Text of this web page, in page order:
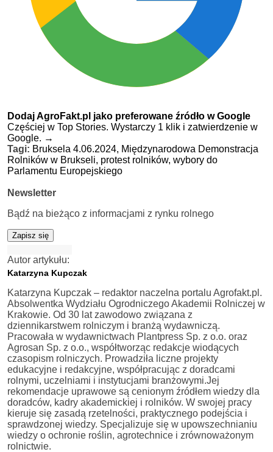
Dodaj AgroFakt.pl jako preferowane źródło w Google
Częściej w Top Stories. Wystarczy 1 klik i zatwierdzenie w
Google. →
Tagi: Bruksela 4.06.2024, Międzynarodowa Demonstracja
Rolników w Brukseli, protest rolników, wybory do
Parlamentu Europejskiego
Newsletter
Bądź na bieżąco z informacjami z rynku rolnego
Zapisz się
Autor artykułu:
Katarzyna Kupczak
Katarzyna Kupczak – redaktor naczelna portalu Agrofakt.pl.
Absolwentka Wydziału Ogrodniczego Akademii Rolniczej w
Krakowie. Od 30 lat zawodowo związana z
dziennikarstwem rolniczym i branżą wydawniczą.
Pracowała w wydawnictwach Plantpress Sp. z o.o. oraz
Agrosan Sp. z o.o., współtworząc redakcje wiodących
czasopism rolniczych. Prowadziła liczne projekty
edukacyjne i redakcyjne, współpracując z doradcami
rolnymi, uczelniami i instytucjami branżowymi.Jej
rekomendacje uprawowe są cenionym źródłem wiedzy dla
doradców, kadry akademickiej i rolników. W swojej pracy
kieruje się zasadą rzetelności, praktycznego podejścia i
sprawdzonej wiedzy. Specjalizuje się w upowszechnianiu
wiedzy o ochronie roślin, agrotechnice i zrównoważonym
rolnictwie.